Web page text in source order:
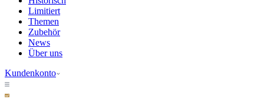
Limitiert
Themen
Zubehör
News
Über uns
Kundenkonto